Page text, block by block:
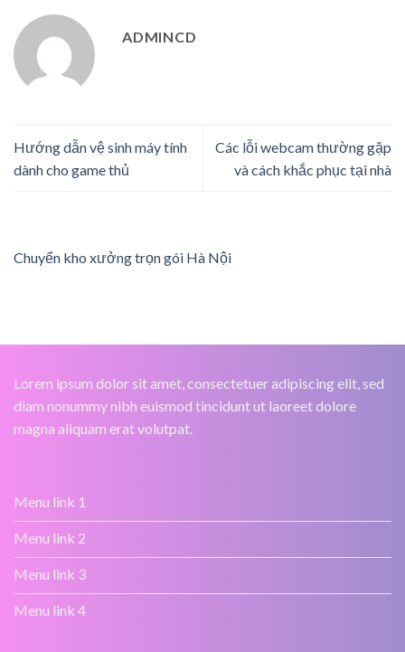
ADMINCD
Hướng dẫn vệ sinh máy tính
dành cho game thủ
Các lỗi webcam thường gặp
và cách khắc phục tại nhà
Chuyển kho xưởng trọn gói Hà Nội
Lorem ipsum dolor sit amet, consectetuer adipiscing elit, sed
diam nonummy nibh euismod tincidunt ut laoreet dolore
magna aliquam erat volutpat.
Menu link 1
Menu link 2
Menu link 3
Menu link 4